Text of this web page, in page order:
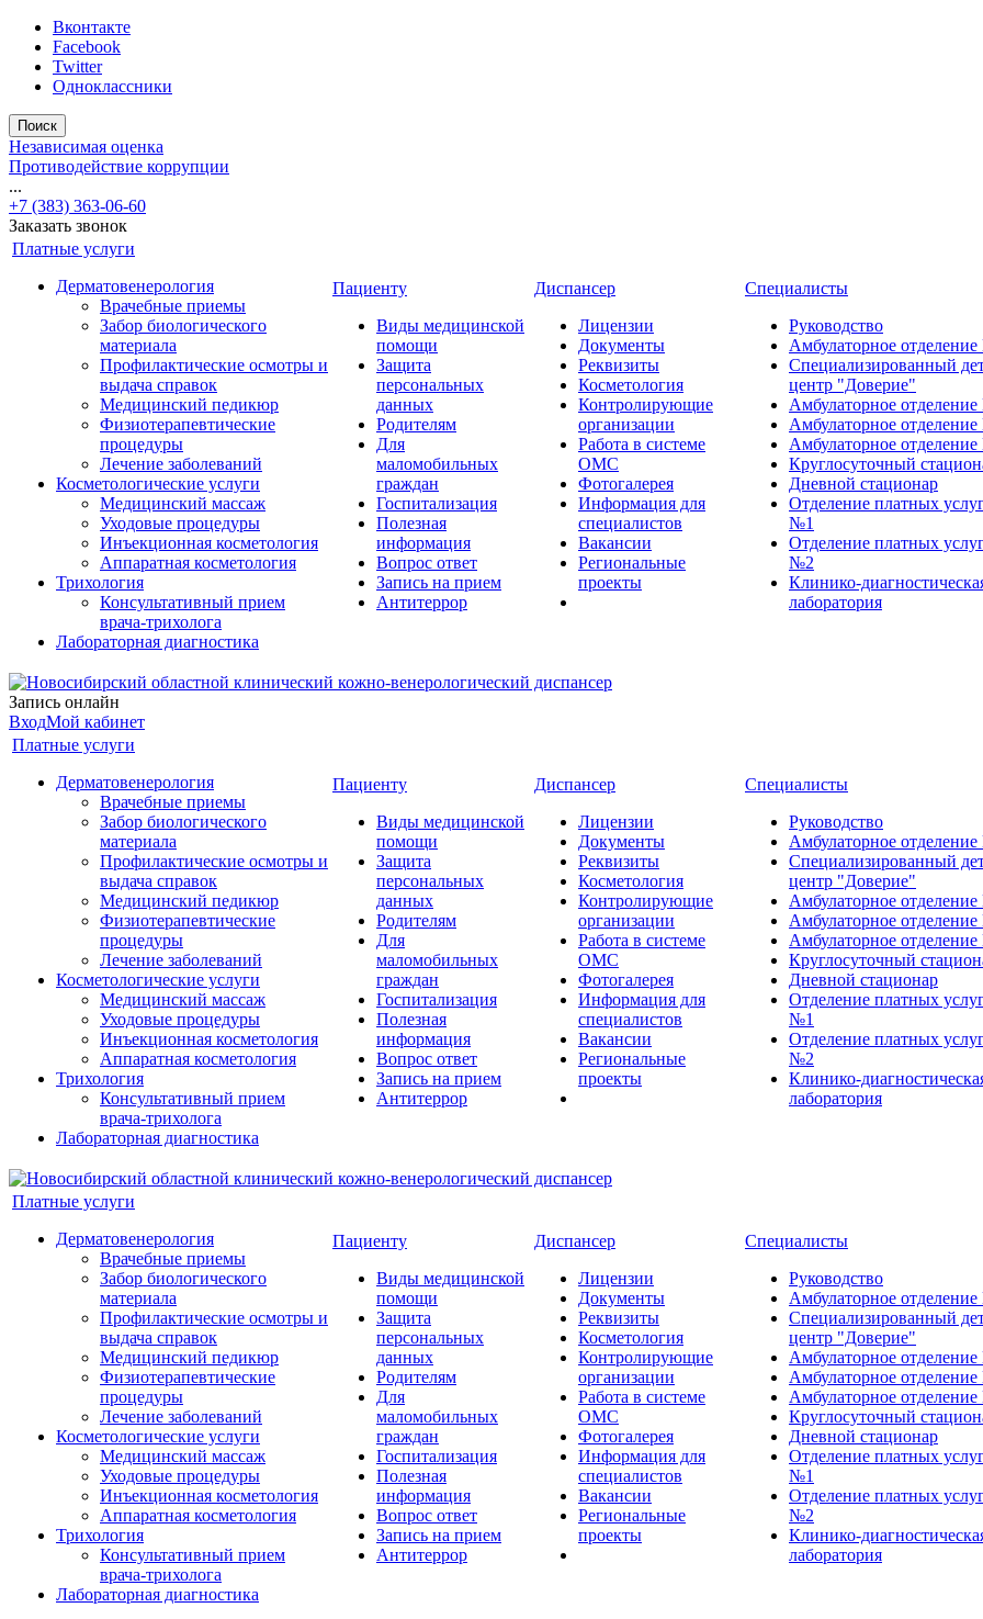
Вконтакте
Facebook
Twitter
Одноклассники
Поиск
Независимая оценка
Противодействие коррупции
...
+7 (383) 363-06-60
Заказать звонок
Платные услуги
Дерматовенерология
Врачебные приемы
Забор биологического
материала
Профилактические осмотры и
выдача справок
Медицинский педикюр
Физиотерапевтические
процедуры
Лечение заболеваний
Косметологические услуги
Медицинский массаж
Уходовые процедуры
Инъекционная косметология
Аппаратная косметология
Трихология
Консультативный прием
врача-трихолога
Лабораторная диагностика
Пациенту
Виды медицинской
помощи
Защита
персональных
данных
Родителям
Для
маломобильных
граждан
Госпитализация
Полезная
информация
Вопрос ответ
Запись на прием
Антитеррор
Диспансер
Лицензии
Документы
Реквизиты
Косметология
Контролирующие
организации
Работа в системе
ОМС
Фотогалерея
Информация для
специалистов
Вакансии
Региональные
проекты
Специалисты
Руководство
Амбулаторное
Специализированный
центр "Доверие"
Амбулаторное
Амбулаторное
Амбулаторное
Круглосуточный
Дневной стационар
Отделение платных
№1
Отделение платных
№2
Клинико-
лаборатория
Запись онлайн
ВходМой кабинет
Платные услуги
Дерматовенерология
Врачебные приемы
Забор биологического
материала
Профилактические осмотры и
выдача справок
Медицинский педикюр
Физиотерапевтические
процедуры
Лечение заболеваний
Косметологические услуги
Медицинский массаж
Уходовые процедуры
Инъекционная косметология
Аппаратная косметология
Трихология
Консультативный прием
врача-трихолога
Лабораторная диагностика
Пациенту
Виды медицинской
помощи
Защита
персональных
данных
Родителям
Для
маломобильных
граждан
Госпитализация
Полезная
информация
Вопрос ответ
Запись на прием
Антитеррор
Диспансер
Лицензии
Документы
Реквизиты
Косметология
Контролирующие
организации
Работа в системе
ОМС
Фотогалерея
Информация для
специалистов
Вакансии
Региональные
проекты
Специалисты
Руководство
Амбулаторное
Специализированный
центр "Доверие"
Амбулаторное
Амбулаторное
Амбулаторное
Круглосуточный
Дневной стационар
Отделение платных
№1
Отделение платных
№2
Клинико-
лаборатория
Платные услуги
Дерматовенерология
Врачебные приемы
Забор биологического
материала
Профилактические осмотры и
выдача справок
Медицинский педикюр
Физиотерапевтические
процедуры
Лечение заболеваний
Косметологические услуги
Медицинский массаж
Уходовые процедуры
Инъекционная косметология
Аппаратная косметология
Трихология
Консультативный прием
врача-трихолога
Лабораторная диагностика
Пациенту
Виды медицинской
помощи
Защита
персональных
данных
Родителям
Для
маломобильных
граждан
Госпитализация
Полезная
информация
Вопрос ответ
Запись на прием
Антитеррор
Диспансер
Лицензии
Документы
Реквизиты
Косметология
Контролирующие
организации
Работа в системе
ОМС
Фотогалерея
Информация для
специалистов
Вакансии
Региональные
проекты
Специалисты
Руководство
Амбулаторное
Специализированный
центр "Доверие"
Амбулаторное
Амбулаторное
Амбулаторное
Круглосуточный
Дневной стационар
Отделение платных
№1
Отделение платных
№2
Клинико-
лаборатория